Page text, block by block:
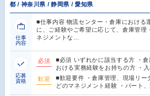
都 / 神奈川県 / 静岡県 / 愛知県
仕事
内容
■仕事内容 物流センター・倉庫における
に、ご経験やご希望に応じて、倉庫管理
ネジメントな…
応募
資格
必須
■必須 いずれかに該当する方 ・
おける実務経験をお持ちの方 ・
歓迎
■歓迎要件 ・倉庫管理、現場リー
どのマネジメント経験 ・パート